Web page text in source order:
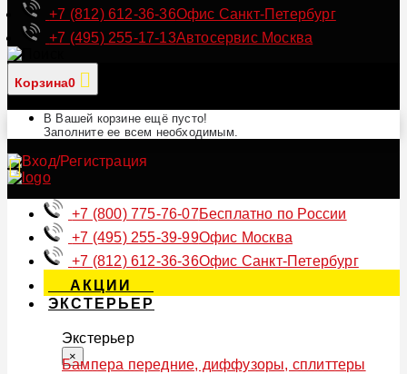
+7 (812) 612-36-36Офис Санкт-Петербург
+7 (495) 255-17-13Автосервис Москва
Корзина0
В Вашей корзине ещё пусто!
Заполните ее всем необходимым.
+7 (800) 775-76-07Бесплатно по России
+7 (495) 255-39-99Офис Москва
+7 (812) 612-36-36Офис Санкт-Петербург
АКЦИИ
ЭКСТЕРЬЕР
Экстерьер
×
Бампера передние, диффузоры, сплиттеры